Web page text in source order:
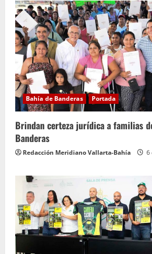
Bahía de Banderas Portada
Brindan certeza jurídica a familias
Banderas
Redacción Meridiano Vallarta-Bahía 6